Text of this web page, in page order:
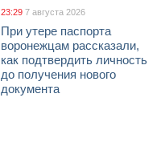
23:29 7 августа 2026
При утере паспорта
воронежцам рассказали,
как подтвердить личность
до получения нового
документа